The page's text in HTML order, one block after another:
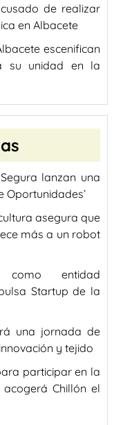
de realizar
en Albacete
escenifican
su unidad en la
lanzan una
Oportunidades’
asegura que
más a un robot
como entidad
Startup de la
una jornada de
y tejido
participar en la
acogerá Chillón el